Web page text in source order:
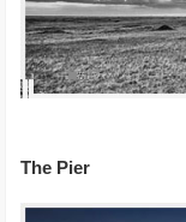
The Pier